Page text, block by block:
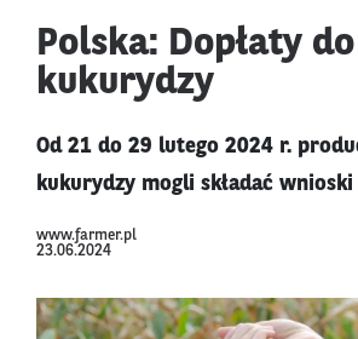
Polska: Dopłaty do
kukurydzy
Od 21 do 29 lutego 2024 r.
kukurydzy mogli składać
www.farmer.pl
23.06.2024